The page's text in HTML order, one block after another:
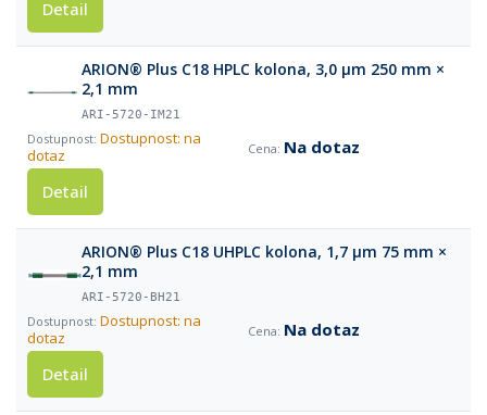
Detail
ARION® Plus C18 HPLC kolona, 3,0 µm 250 mm ×
2,1 mm
ARI-5720-IM21
Dostupnost: na
dotaz
Na dotaz
Detail
ARION® Plus C18 UHPLC kolona, 1,7 µm 75 mm ×
2,1 mm
ARI-5720-BH21
Dostupnost: na
dotaz
Na dotaz
Detail